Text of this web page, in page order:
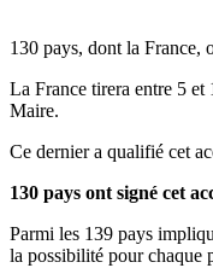
130 pays, dont la France,
La France tirera entre 5 et
Maire.
Ce dernier a qualifié cet
130 pays ont signé cet
Parmi les 139 pays
la possibilité pour chaque